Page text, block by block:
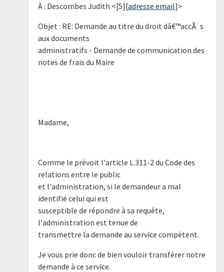
À : Descombes Judith <[5][adresse email]>
Objet : RE: Demande au titre du droit dâ€™accÃ¨s
aux documents
administratifs - Demande de communication des
notes de frais du Maire
Madame,
Comme le prévoit l'article L.311-2 du Code des
relations entre le public
et l'administration, si le demandeur a mal
identifié celui qui est
susceptible de répondre à sa requête,
l'administration est tenue de
transmettre la demande au service compétent.
Je vous prie donc de bien vouloir transférer notre
demande à ce service.